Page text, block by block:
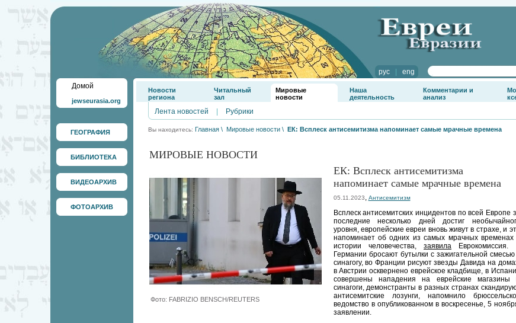
рус| eng
Домой
jewseurasia.org
ГЕОГРАФИЯ
БИБЛИОТЕКА
ВИДЕОАРХИВ
ФОТОАРХИВ
Новости
региона
Читальный
зал
Мировые
новости
Наша
деятельность
Комментарии и
анализ
Лента новостей Рубрики
Вы находитесь: Главная \ Мировые новости \ ЕК: Всплеск антисемитизма напоминает самые мрачные времена
МИРОВЫЕ НОВОСТИ
Фото: FABRIZIO BENSCH/REUTERS
ЕК: Всплеск антисемитизма
напоминает самые мрачные времена
05.11.2023, Антисемитизм
Всплеск антисемитских инцидентов по всей Европе
последние несколько дней достиг
уровня, европейские евреи вновь живут в страхе, и
напоминает об одних из самых мрачных временах
истории человечества, заявила Еврокомиссия.
Германии бросают бутылки с зажигательной смесью
синагогу, во Франции рисуют звезды Давида на
в Австрии осквернено еврейское кладбище, в
совершены нападения на еврейские магазины
синагоги, демонстранты в разных странах
антисемитские лозунги, напомнило
ведомство в опубликованном в воскресенье, 5
заявлении.